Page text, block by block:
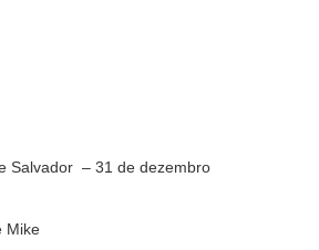
Salvador – 31 de dezembro
Mike